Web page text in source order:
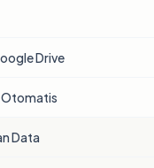
Drive
Otomatis
Data